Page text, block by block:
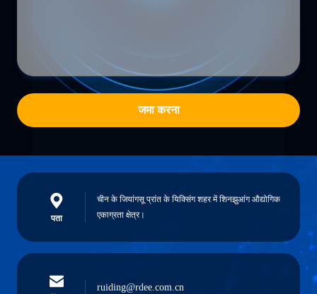
जमा करना
पता
चीन के जियांगसू प्रांत के यिक्सिंग शहर में शिनझुआंग औद्योगिक
एकाग्रता क्षेत्र।
ruiding@rdee.com.cn